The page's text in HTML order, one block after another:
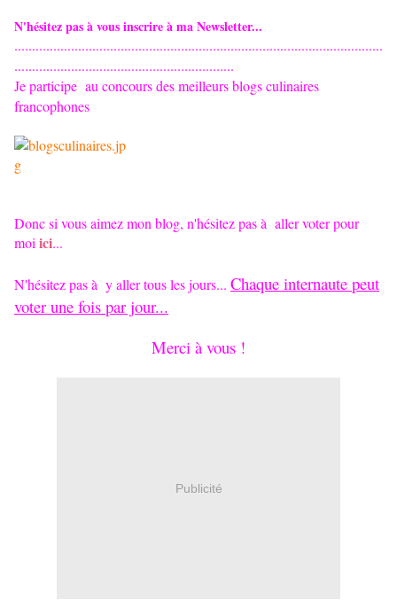
N'hésitez pas à vous inscrire à ma Newsletter...
........................................................................................................
..............................................................
Je participe au concours des meilleurs blogs culinaires
francophones
Donc si vous aimez mon blog, n'hésitez pas à aller voter pour
moi ici...
N'hésitez pas à y aller tous les jours... Chaque internaute peut
voter une fois par jour...
Merci à vous !
Publicité